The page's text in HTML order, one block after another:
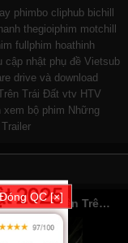
phimbo cliphub bichill
thegioiphim motchill
fullphim hoathinh
cập nhật phụ đề Vietsub
drive và download
Trái Đất vtv HTV
bộ phim Những
Trailer
Trailer Phim Những Sinh Linh Non Nớt: Năm Đầu Tiên Trên Trái Đất
Đóng QC [×]